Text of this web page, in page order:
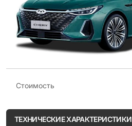
Стоимость
ТЕХНИЧЕСКИЕ ХАРАКТЕРИСТИКИ